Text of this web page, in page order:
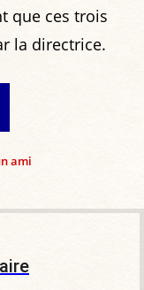
que ces trois
la directrice.
ami